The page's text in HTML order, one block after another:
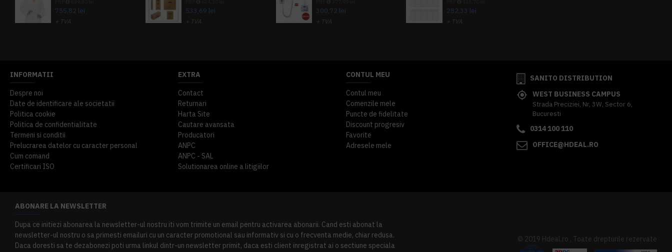
755,82 lei
+ TVA
533,69 lei
+ TVA
300,72 lei
+ TVA
282,33 lei
+ TVA
INFORMATII
Despre noi
Date de identificare ale societatii
Politica cookie
Politica de confidentialitate
Termeni si conditii
Prelucrarea datelor cu caracter personal
Cum comand
Certificari ISO
EXTRA
Contact
Returnari
Harta Site
Cautare avansata
Producatori
ANPC
ANPC - SAL
Solutionarea online a litigiilor
CONTUL MEU
Contul meu
Comenzile mele
Puncte de fidelitate
Discount progresiv
Favorite
Adresele mele
SANITO DISTRIBUTION
WEST BUSINESS CAMPUS
Strada Preciziei, Nr, 3W, Sector 6,
Bucuresti
0314 100 110
OFFICE@HDEAL.RO
ABONARE LA NEWSLETTER
Dupa ce initiezi abonarea la newsletter-ul nostru iti vom trimite un email pentru activarea abonarii. Cand esti abonat la
newsletter-ul nostru o sa primesti emailuri cu un caracter promotional sau informativ si cu o frecventa medie, chiar redusa.
Daca doresti sa te dezabonezi poti urma linkul dintr-un newsletter primit, daca esti client inregistrat ai o sectiune speciala
© 2019 Hdeal.ro , Toate drepturile rezervate